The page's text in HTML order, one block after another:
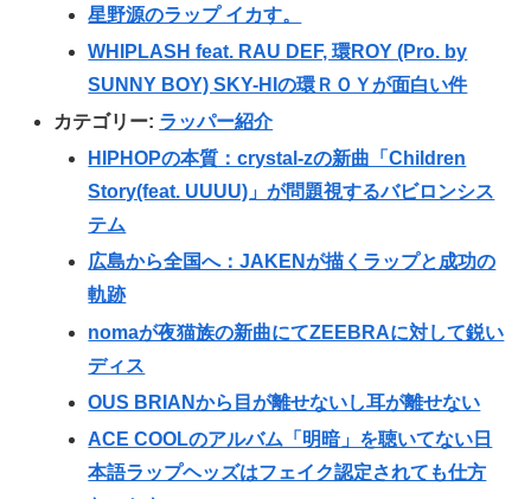
星野源のラップ イカす。
WHIPLASH feat. RAU DEF, 環ROY (Pro. by
SUNNY BOY) SKY-HIの環ＲＯＹが面白い件
カテゴリー: ラッパー紹介
HIPHOPの本質：crystal-zの新曲「Children
Story(feat. UUUU)」が問題視するバビロンシス
テム
広島から全国へ：JAKENが描くラップと成功の
軌跡
nomaが夜猫族の新曲にてZEEBRAに対して鋭い
ディス
OUS BRIANから目が離せないし耳が離せない
ACE COOLのアルバム「明暗」を聴いてない日
本語ラップヘッズはフェイク認定されても仕方